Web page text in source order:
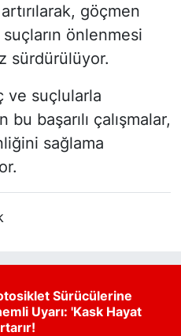
göçmen
suçların önlenmesi
sürdürülüyor.
ve suçlularla
başarılı çalışmalar,
sağlama
Sürücülerine
Uyarı: 'Kask Hayat